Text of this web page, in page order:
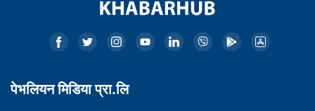
पेभलियन मिडिया प्रा.लि